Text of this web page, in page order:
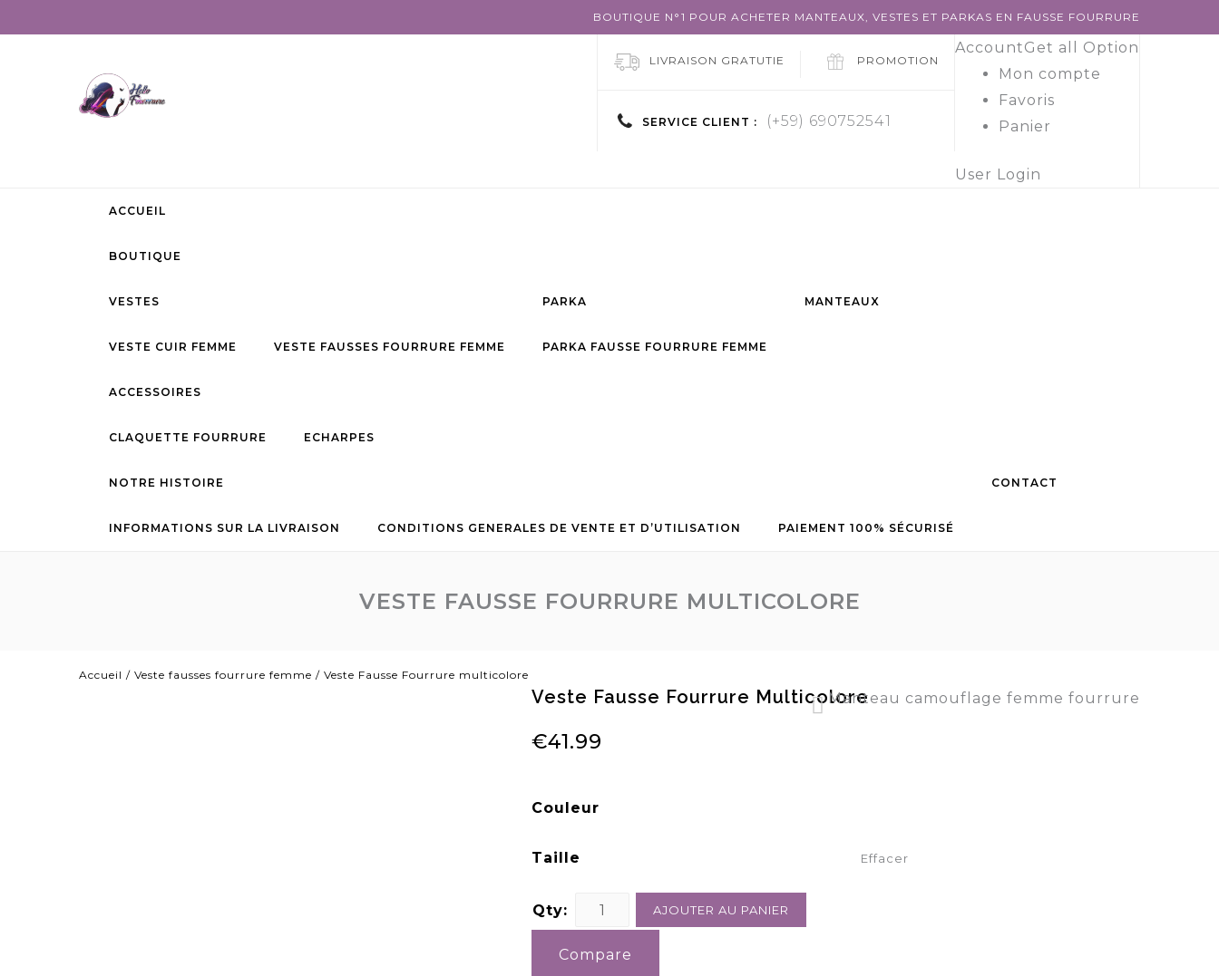
BOUTIQUE N°1 POUR ACHETER MANTEAUX, VESTES ET PARKAS EN FAUSSE FOURRURE
AccountGet all Option
Mon compte
Favoris
Panier
User Login
LIVRAISON GRATUTIE PROMOTION
SERVICE CLIENT : (+59) 690752541
ACCUEIL
BOUTIQUE
VESTES
VESTE CUIR FEMME VESTE FAUSSES FOURRURE FEMME
PARKA
PARKA FAUSSE FOURRURE FEMME
MANTEAUX
ACCESSOIRES
CLAQUETTE FOURRURE ECHARPES
NOTRE HISTOIRE
INFORMATIONS SUR LA LIVRAISON CONDITIONS GENERALES DE VENTE ET D’UTILISATION PAIEMENT 100% SÉCURISÉ
CONTACT
VESTE FAUSSE FOURRURE MULTICOLORE
Accueil / Veste fausses fourrure femme / Veste Fausse Fourrure multicolore
Veste Fausse Fourrure MulticoloreManteau camouflage femme fourrure
€41.99
Couleur
Taille Effacer
Qty: AJOUTER AU PANIER
Compare